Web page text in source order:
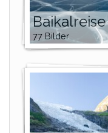
Baikalreise
77 Bilder